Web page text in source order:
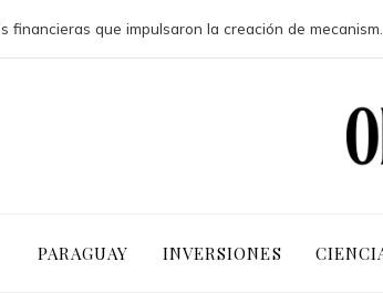
PARAGUAY INVERSIONES